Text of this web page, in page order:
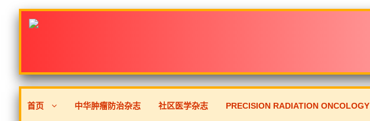
首页 中华肿瘤防治杂志 社区医学杂志 PRECISION RADIATION ONCOLOGY